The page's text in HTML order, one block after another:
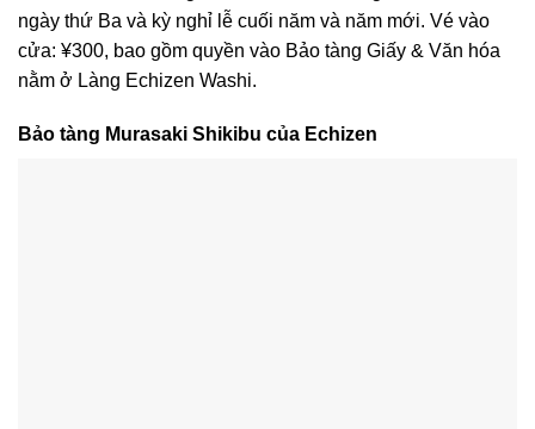
ngày thứ Ba và kỳ nghỉ lễ cuối năm và năm mới. Vé vào
cửa: ¥300, bao gồm quyền vào Bảo tàng Giấy & Văn hóa
nằm ở Làng Echizen Washi.
Bảo tàng Murasaki Shikibu của Echizen